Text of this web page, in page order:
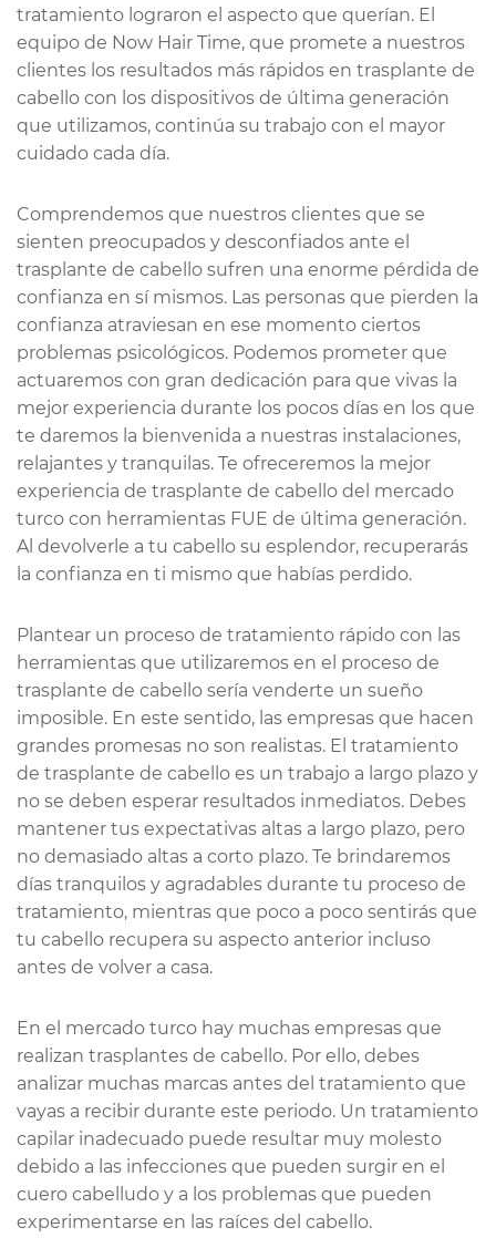
tratamiento lograron el aspecto que querían. El
equipo de Now Hair Time, que promete a nuestros
clientes los resultados más rápidos en trasplante de
cabello con los dispositivos de última generación
que utilizamos, continúa su trabajo con el mayor
cuidado cada día.
Comprendemos que nuestros clientes que se
sienten preocupados y desconfiados ante el
trasplante de cabello sufren una enorme pérdida de
confianza en sí mismos. Las personas que pierden la
confianza atraviesan en ese momento ciertos
problemas psicológicos. Podemos prometer que
actuaremos con gran dedicación para que vivas la
mejor experiencia durante los pocos días en los que
te daremos la bienvenida a nuestras instalaciones,
relajantes y tranquilas. Te ofreceremos la mejor
experiencia de trasplante de cabello del mercado
turco con herramientas FUE de última generación.
Al devolverle a tu cabello su esplendor, recuperarás
la confianza en ti mismo que habías perdido.
Plantear un proceso de tratamiento rápido con las
herramientas que utilizaremos en el proceso de
trasplante de cabello sería venderte un sueño
imposible. En este sentido, las empresas que hacen
grandes promesas no son realistas. El tratamiento
de trasplante de cabello es un trabajo a largo plazo y
no se deben esperar resultados inmediatos. Debes
mantener tus expectativas altas a largo plazo, pero
no demasiado altas a corto plazo. Te brindaremos
días tranquilos y agradables durante tu proceso de
tratamiento, mientras que poco a poco sentirás que
tu cabello recupera su aspecto anterior incluso
antes de volver a casa.
En el mercado turco hay muchas empresas que
realizan trasplantes de cabello. Por ello, debes
analizar muchas marcas antes del tratamiento que
vayas a recibir durante este periodo. Un tratamiento
capilar inadecuado puede resultar muy molesto
debido a las infecciones que pueden surgir en el
cuero cabelludo y a los problemas que pueden
experimentarse en las raíces del cabello.